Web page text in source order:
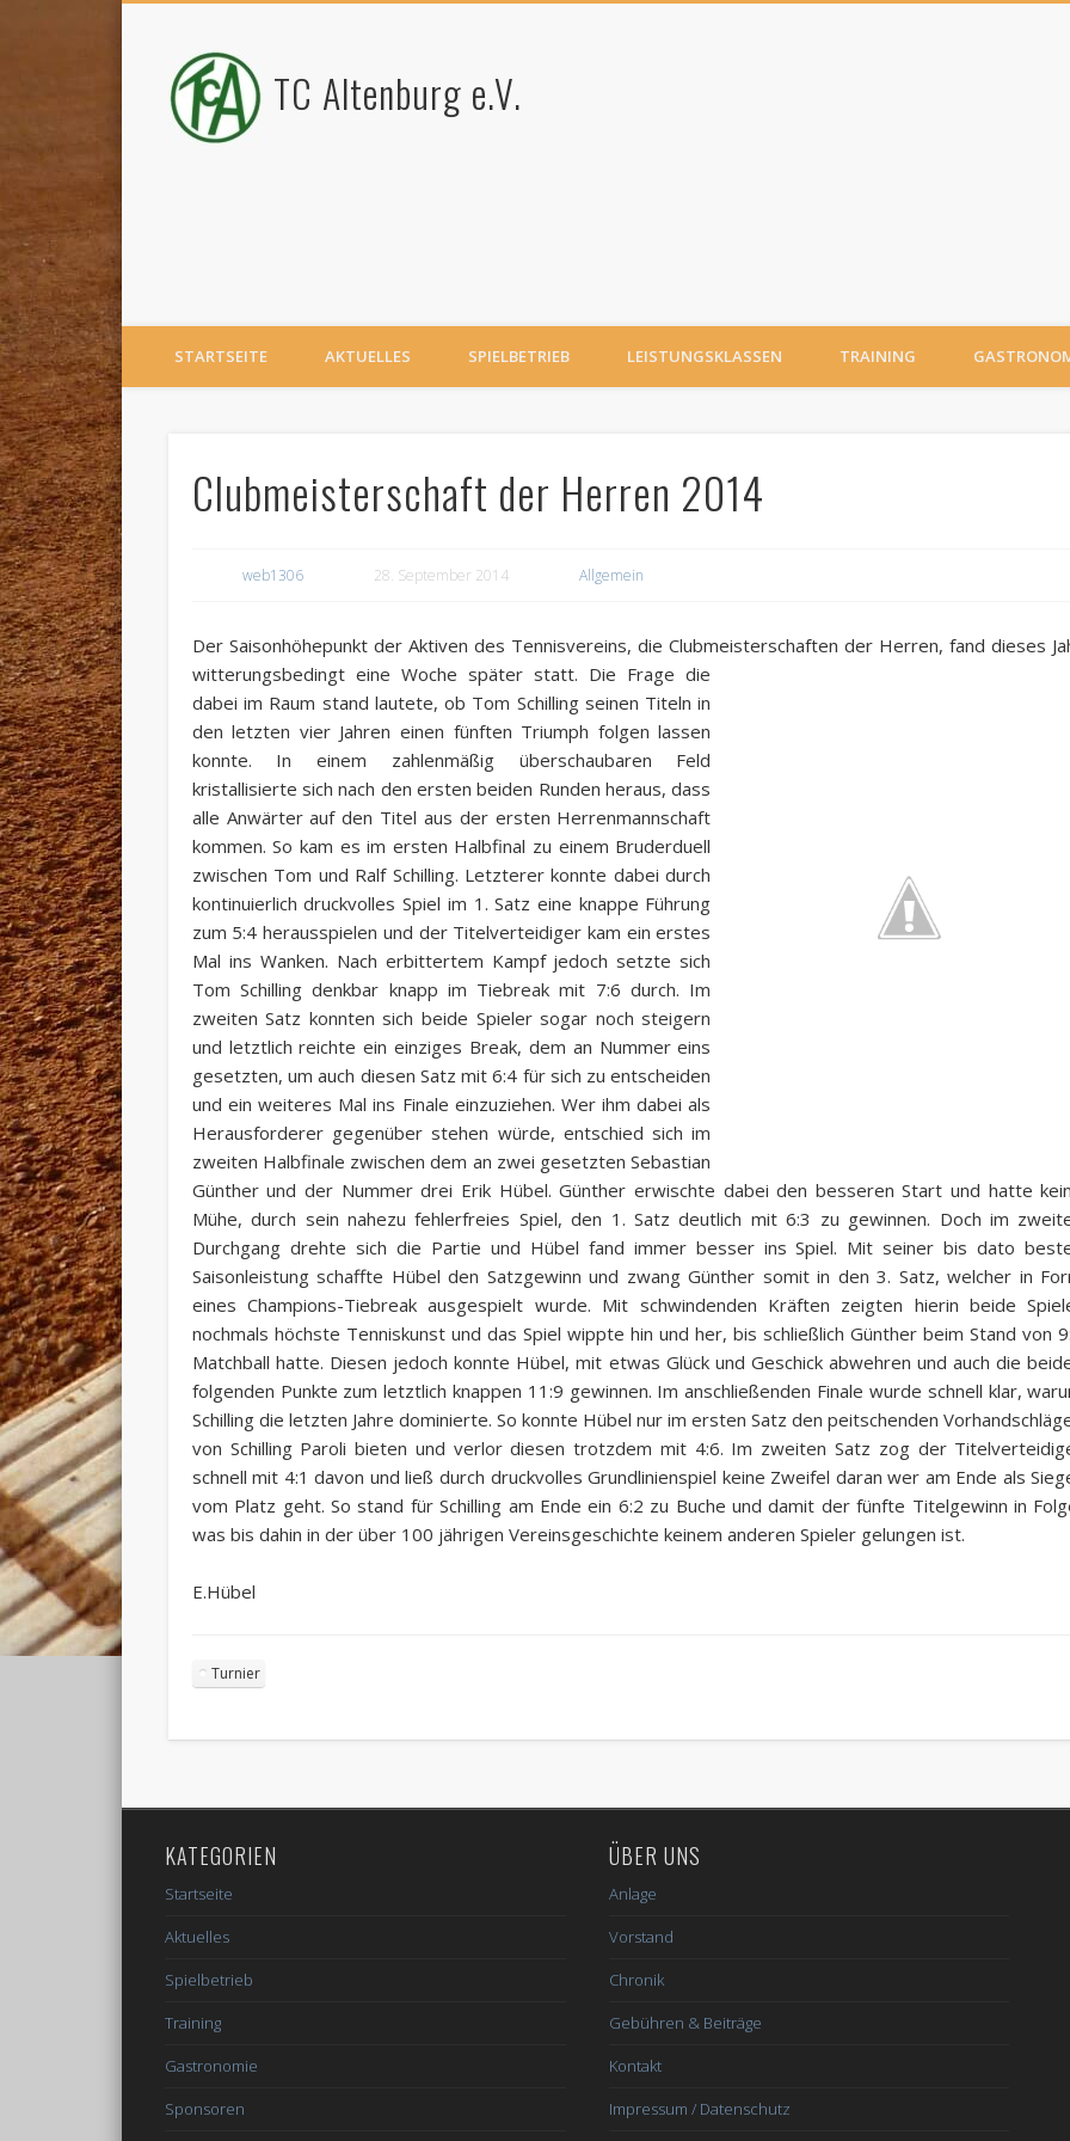
TC Altenburg e.V.
STARTSEITE AKTUELLES SPIELBETRIEB LEISTUNGSKLASSEN TRAINING
Clubmeisterschaft der Herren 2014
web1306 28. September 2014 Allgemein
Der Saisonhöhepunkt der Aktiven des Tennisvereins, die Clubmeisterschaften der Herren, fand dieses
witterungsbedingt eine Woche später statt. Die Frage die
dabei im Raum stand lautete, ob Tom Schilling seinen Titeln in
den letzten vier Jahren einen fünften Triumph folgen lassen
konnte. In einem zahlenmäßig überschaubaren Feld
kristallisierte sich nach den ersten beiden Runden heraus,dass
alle Anwärter auf den Titel aus der ersten Herrenmannschaft
kommen. So kam es im ersten Halbfinal zu einem Bruderduell
zwischen Tom und Ralf Schilling. Letzterer konnte dabei durch
kontinuierlich druckvolles Spiel im 1. Satz eine knappe Führung
zum 5:4 herausspielen und der Titelverteidiger kam ein erstes
Mal ins Wanken. Nach erbittertem Kampf jedoch setzte sich
Tom Schilling denkbar knapp im Tiebreak mit 7:6 durch. Im
zweiten Satz konnten sich beide Spieler sogar noch steigern
und letztlich reichte ein einziges Break, dem an Nummer eins
gesetzten, um auch diesen Satz mit 6:4 für sich zu entscheiden
und ein weiteres Mal ins Finale einzuziehen. Wer ihm dabei als
Herausforderer gegenüber stehen würde, entschied sich im
zweiten Halbfinale zwischen dem an zwei gesetzten Sebastian
Günther und der Nummer drei Erik Hübel. Günther erwischte dabei den besseren Start und hatte
Mühe, durch sein nahezu fehlerfreies Spiel, den 1. Satz deutlich mit 6:3 zu gewinnen. Doch im
Durchgang drehte sich die Partie und Hübel fand immer besser ins Spiel. Mit seiner bis dato
Saisonleistung schaffte Hübel den Satzgewinn und zwang Günther somit in den 3. Satz, welcher in
eines Champions-Tiebreak ausgespielt wurde. Mit schwindenden Kräften zeigten hierin beide
nochmals höchste Tenniskunst und das Spiel wippte hin und her, bis schließlich Günther beim Stand von
Matchball hatte. Diesen jedoch konnte Hübel, mit etwas Glück und Geschick abwehren und auch die
folgenden Punkte zum letztlich knappen 11:9 gewinnen. Im anschließenden Finale wurde schnell klar,
Schilling die letzten Jahre dominierte. So konnte Hübel nur im ersten Satz den peitschenden
von Schilling Paroli bieten und verlor diesen trotzdem mit 4:6. Im zweiten Satz zog der
schnell mit 4:1 davon und ließ durch druckvolles Grundlinienspiel keine Zweifel daran wer am Ende als
vom Platz geht. So stand für Schilling am Ende ein 6:2 zu Buche und damit der fünfte Titelgewinn in
was bis dahin in der über 100 jährigen Vereinsgeschichte keinem anderen Spieler gelungen ist.
E.Hübel
Turnier
KATEGORIEN
Startseite
Aktuelles
Spielbetrieb
Training
Gastronomie
Sponsoren
ÜBER UNS
Anlage
Vorstand
Chronik
Gebühren & Beiträge
Kontakt
Impressum / Datenschutz